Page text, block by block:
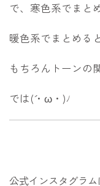
で、寒色系でまと
暖色系でまとめる
もちろんトーンの
では(´・ω・)ﾉ
公式インスタグラ